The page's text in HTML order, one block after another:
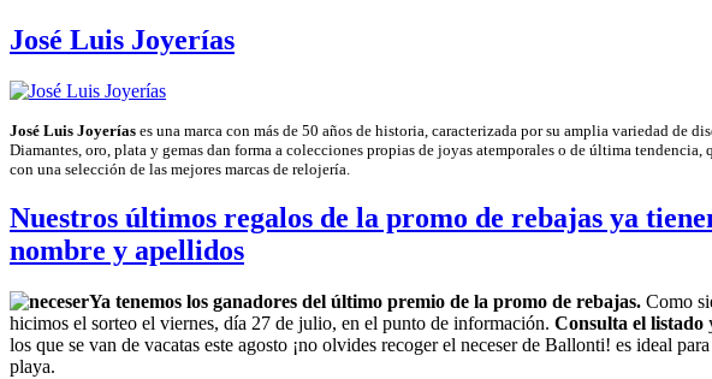
José Luis Joyerías
José Luis Joyerías es una marca con más de 50 años de historia, caracterizada por su amplia variedad de
Diamantes, oro, plata y gemas dan forma a colecciones propias de joyas atemporales o de última tendencia,
con una selección de las mejores marcas de relojería.
Nuestros últimos regalos de la promo de rebajas ya
nombre y apellidos
Ya tenemos los ganadores del último premio de la promo de rebajas. Como
hicimos el sorteo el viernes, día 27 de julio, en el punto de información. Consulta el listado
los que se van de vacatas este agosto ¡no olvides recoger el neceser de Ballonti! es ideal
playa.